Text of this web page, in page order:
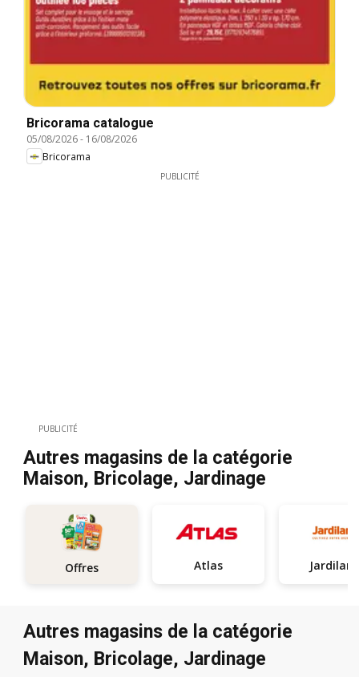
Bricorama catalogue
05/08/2026- 16/08/2026
Bricorama
PUBLICITÉ
PUBLICITÉ
Autres magasins de la catégorie
Maison, Bricolage, Jardinage
Offres Atlas
Autres magasins de la catégorie
Maison, Bricolage, Jardinage